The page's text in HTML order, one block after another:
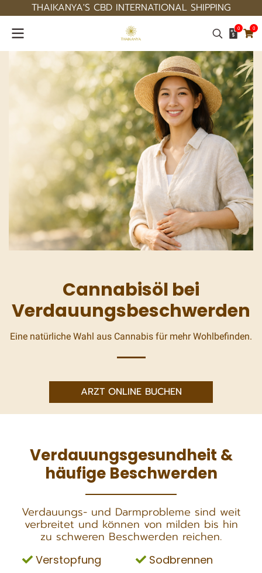
THAIKANYA'S CBD INTERNATIONAL SHIPPING
0 0
Cannabisöl bei
Verdauungsbeschwerden
Eine natürliche Wahl aus Cannabis für mehr Wohlbefinden.
ARZT ONLINE BUCHEN
Verdauungsgesundheit &
häufige Beschwerden
Verdauungs- und Darmprobleme sind weit
verbreitet und können von milden bis hin
zu schweren Beschwerden reichen.
Verstopfung
Sodbrennen